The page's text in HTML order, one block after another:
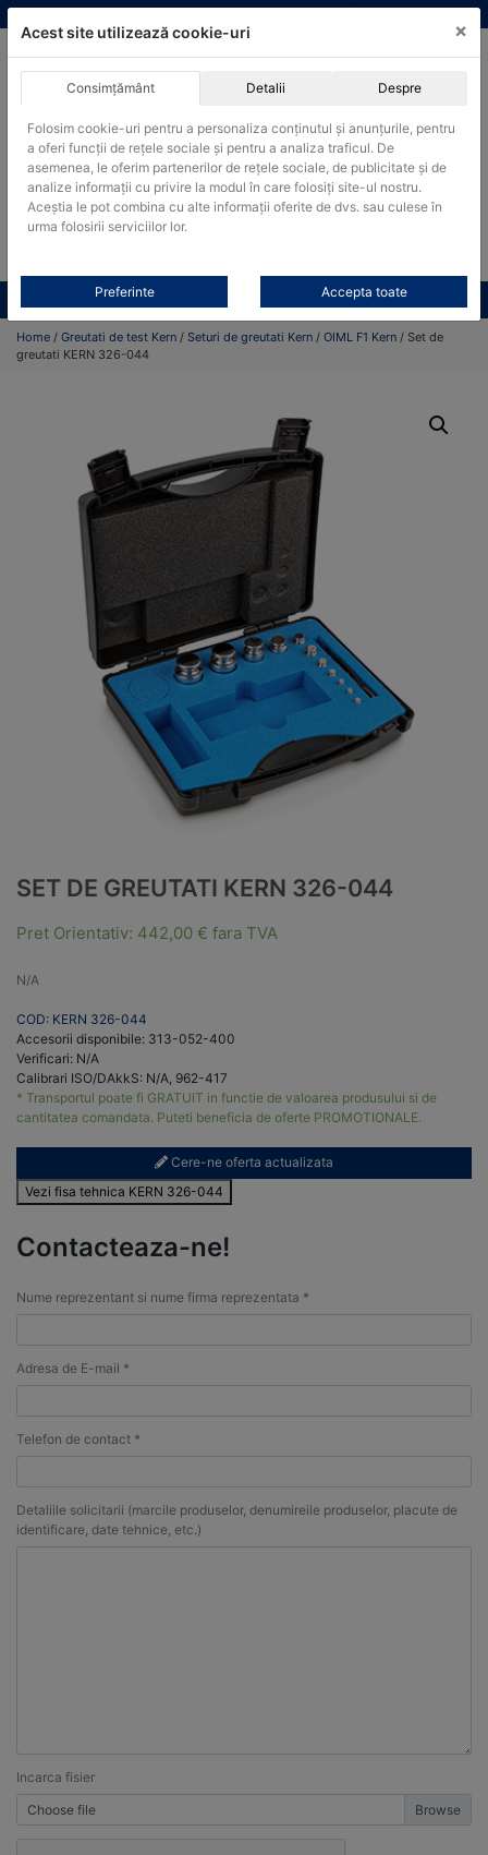
Skip
to
ACHIZITII PUBLICE
Produsele pot fi achizitionate si in sistemul SEAP / SICAP
Products
search
CAUTARE
Toate produsele CONTACT
Home / Greutati de test Kern / Seturi de greutati Kern / OIML F1 Kern / Set de
greutati KERN 326-044
SET DE GREUTATI KERN 326-044
Pret Orientativ: 442,00 € fara TVA
N/A
COD: KERN 326-044
Accesorii disponibile: 313-052-400
Verificari: N/A
Calibrari ISO/DAkkS: N/A, 962-417
* Transportul poate fi GRATUIT in functie de valoarea produsului si de
cantitatea comandata. Puteti beneficia de oferte PROMOTIONALE.
Cere-ne oferta actualizata
Vezi fisa tehnica KERN 326-044
Contacteaza-ne!
Nume reprezentant si nume firma reprezentata *
Adresa de E-mail *
Telefon de contact *
Detaliile solicitarii (marcile produselor, denumireile produselor, placute de
identificare, date tehnice, etc.)
Incarca fisier
Choose file
Acest site utilizează cookie-uri ×
Consimțământ Detalii Despre
Folosim cookie-uri pentru a personaliza conținutul și anunțurile, pentru
a oferi funcții de rețele sociale și pentru a analiza traficul. De
asemenea, le oferim partenerilor de rețele sociale, de publicitate și de
analize informații cu privire la modul în care folosiți site-ul nostru.
Aceștia le pot combina cu alte informații oferite de dvs. sau culese în
urma folosirii serviciilor lor.
Preferinte Accepta toate